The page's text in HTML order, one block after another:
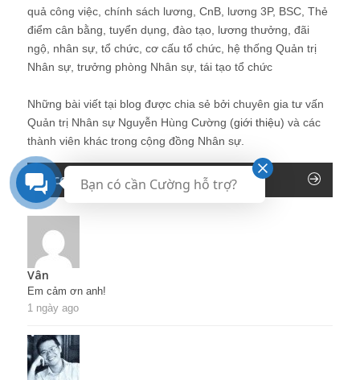
quả công việc, chính sách lương, CnB, lương 3P, BSC, Thẻ
điểm cân bằng, tuyển dụng, đào tạo, lương thưởng, đãi
ngộ, nhân sự, tổ chức, cơ cấu tổ chức, hệ thống Quản trị
Nhân sự, trưởng phòng Nhân sự, tái tạo tổ chức
Những bài viết tại blog được chia sẻ bởi chuyên gia tư vấn
Quản trị Nhân sự Nguyễn Hùng Cường (giới thiệu) và các
thành viên khác trong cộng đồng Nhân sự.
Recent Comments
Vân
Em cảm ơn anh!
1 ngày ago
Bạn có cần Cường hỗ trợ?